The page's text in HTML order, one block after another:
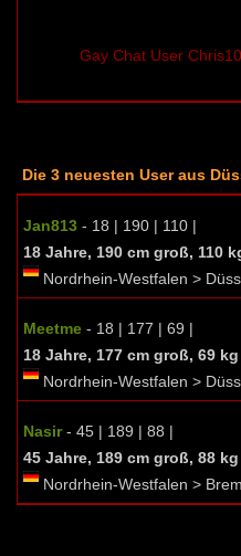
Gay Chat User
Die 3 neuesten User aus
Jan813 - 18 | 190 | 110 |
18 Jahre, 190 cm groß, 110
Nordrhein-Westfalen >
Meetme - 18 | 177 | 69 |
18 Jahre, 177 cm groß, 69 kg
Nordrhein-Westfalen >
Nasir- 45 | 189 | 88 |
45 Jahre, 189 cm groß, 88 kg
Nordrhein-Westfalen >